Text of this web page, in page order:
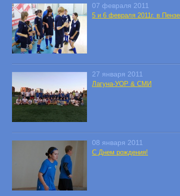
07 февраля 2011
5 и 6 февраля 2011г. в
27 января 2011
Лагуна-УОР & СМИ
08 января 2011
С Днем рождения!